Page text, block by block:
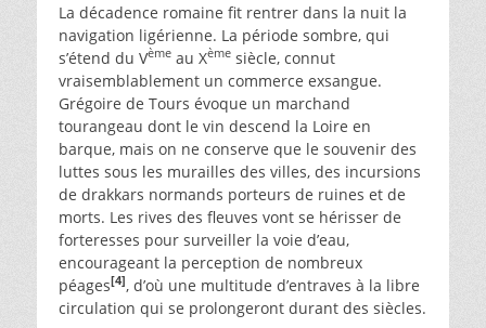
La décadence romaine fit rentrer dans la nuit la
navigation ligérienne. La période sombre, qui
s’étend du Vème au Xème siècle, connut
vraisemblablement un commerce exsangue.
Grégoire de Tours évoque un marchand
tourangeau dont le vin descend la Loire en
barque, mais on ne conserve que le souvenir des
luttes sous les murailles des villes, des incursions
de drakkars normands porteurs de ruines et de
morts. Les rives des fleuves vont se hérisser de
forteresses pour surveiller la voie d’eau,
encourageant la perception de nombreux
péages[4], d’où une multitude d’entraves à la libre
circulation qui se prolongeront durant des siècles.